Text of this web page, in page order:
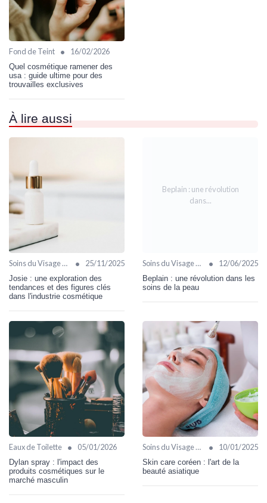
Fond de Teint • 16/02/2026
Quel cosmétique ramener des
usa : guide ultime pour des
trouvailles exclusives
À lire aussi
Soins du Visage Bio • 25/11/2025
Josie : une exploration des
tendances et des figures clés
dans l'industrie cosmétique
Beplain : une révolution
dans...
Soins du Visage Bio • 12/06/2025
Beplain : une révolution dans les
soins de la peau
Eaux de Toilette • 05/01/2026
Dylan spray : l'impact des
produits cosmétiques sur le
marché masculin
Soins du Visage Bio • 10/01/2025
Skin care coréen : l'art de la
beauté asiatique